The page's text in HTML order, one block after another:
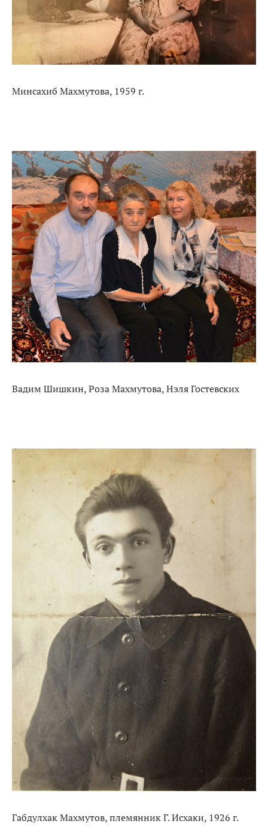
Минсахиб Махмутова, 1959 г.
Вадим Шишкин, Роза Махмутова, Нэля Гостевских
Габдулхак Махмутов, племянник Г. Исхаки, 1926 г.